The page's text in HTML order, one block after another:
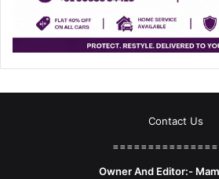
Contact Us
Owner And Editor:-